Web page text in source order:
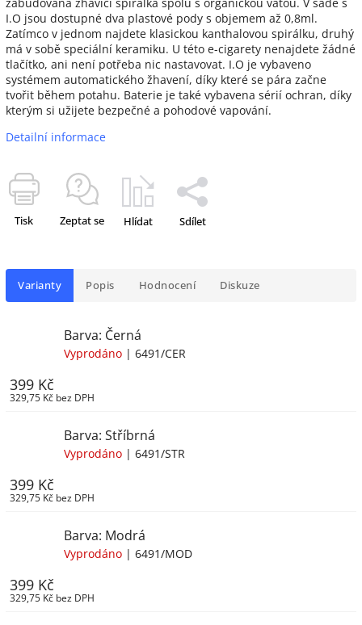
I.O jsou dostupné dva plastové pody s objemem až 0,8ml.
Zatímco v jednom najdete klasickou kanthalovou spirálku, druhý
má v sobě speciální keramiku. U této e-cigarety nenajdete žádné
tlačítko, ani není potřeba nic nastavovat. I.O je vybaveno
systémem automatického žhavení, díky které se pára začne
tvořit během potahu. Baterie je také vybavena sérií ochran, díky
kterým si užijete bezpečné a pohodové vapování.
Detailní informace
Tisk Zeptat se Hlídat Sdílet
Varianty Popis Hodnocení Diskuze
Barva: Černá
Vyprodáno | 6491/CER
399 Kč
329,75 Kč bez DPH
Barva: Stříbrná
Vyprodáno | 6491/STR
399 Kč
329,75 Kč bez DPH
Barva: Modrá
Vyprodáno | 6491/MOD
399 Kč
329,75 Kč bez DPH